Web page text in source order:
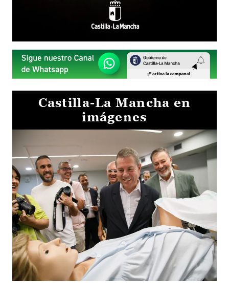
Castilla-La Mancha en
imágenes